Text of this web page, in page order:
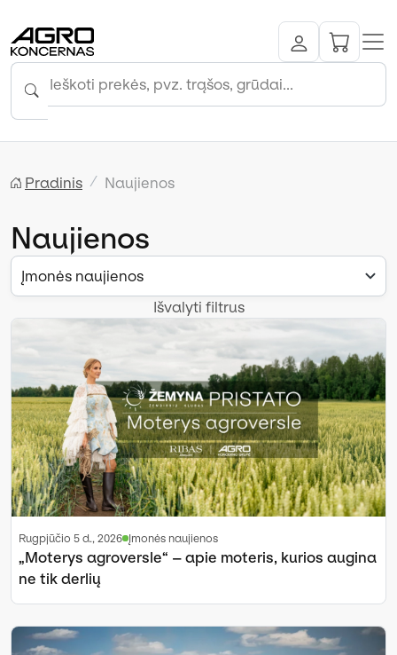
Pradinis Naujienos
Naujienos
Įmonės naujienos
Išvalyti filtrus
rugpjūčio 5 d., 2026 Įmonės naujienos
„Moterys agroversle“ – apie moteris, kurios augina
ne tik derlių